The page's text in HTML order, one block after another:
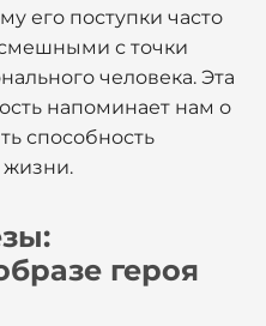
его поступки часто
с точки
человека. Эта
напоминает нам о
способность
жизни.
героя